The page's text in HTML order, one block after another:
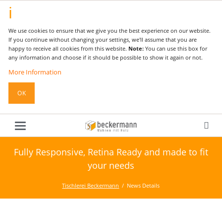
We use cookies to ensure that we give you the best experience on our website.
If you continue without changing your settings, we'll assume that you are
happy to receive all cookies from this website. Note:You can use this box for
any information and choose if it should be possible to show it again or not.
More Information
OK
Fully Responsive, Retina Ready and made to fit
your needs
Tischlerei Beckermann News Details